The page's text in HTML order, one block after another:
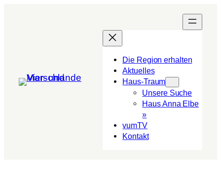
Die Region erhalten
Aktuelles
Haus-Traum
Unsere Suche
Haus Anna Elbe
»
vumTV
Kon­takt